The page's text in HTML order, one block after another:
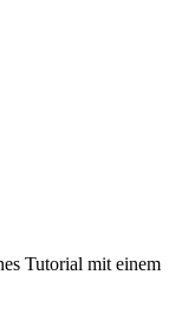
Tutorial mit einem